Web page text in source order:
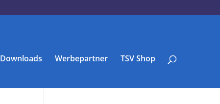
Downloads Werbepartner TSV Shop